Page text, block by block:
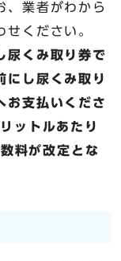
、業者がわから
ください。
尿くみ取り券で
にし尿くみ取り
お支払いくださ
ットルあたり
料が改定とな